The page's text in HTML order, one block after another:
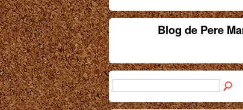
Blog de Pere